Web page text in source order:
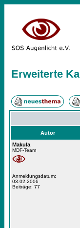
Erweiterte
Autor
Makula
MDF-Team
Anmeldungsdatum:
03.02.2006
Beiträge: 77